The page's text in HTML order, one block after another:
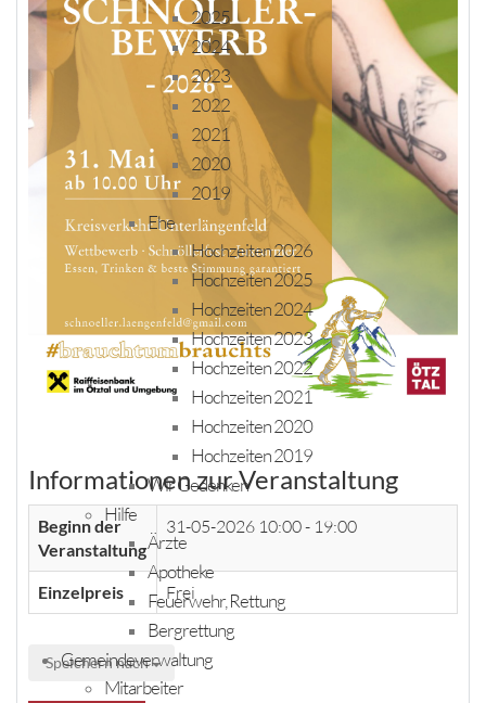
2025
2024
2023
2022
2021
2020
2019
Ehe
Hochzeiten 2026
Hochzeiten 2025
Hochzeiten 2024
Hochzeiten 2023
Hochzeiten 2022
Hochzeiten 2021
Hochzeiten 2020
Hochzeiten 2019
Wir Gedenken
Hilfe
Ärzte
Apotheke
Feuerwehr, Rettung
Bergrettung
Gemeindeverwaltung
Mitarbeiter
Informationen zur Veranstaltung
Beginn der
Veranstaltung
31-05-2026 10:00 - 19:00
Einzelpreis Frei
Speichern nach